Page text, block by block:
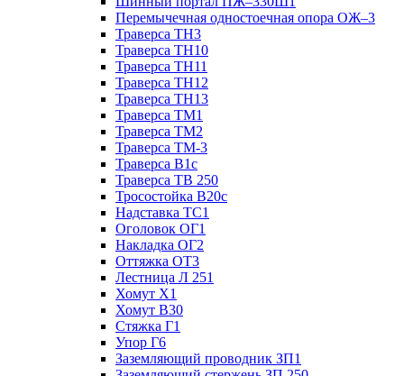
Перемычечная одностоечная опора ОЖ–3
Траверса ТН3
Траверса ТН10
Траверса ТН11
Траверса ТН12
Траверса ТН13
Траверса ТМ1
Траверса ТМ2
Траверса ТМ-3
Траверса В1с
Траверса ТВ 250
Тросостойка В20с
Надставка ТС1
Оголовок ОГ1
Накладка ОГ2
Оттяжка ОТ3
Лестница Л 251
Хомут Х1
Хомут В30
Стяжка Г1
Упор Г6
Заземляющий проводник ЗП1